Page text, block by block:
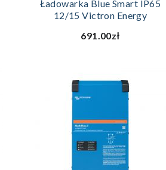
Ładowarka Blue Smart IP65
12/15 Victron Energy
691.00zł